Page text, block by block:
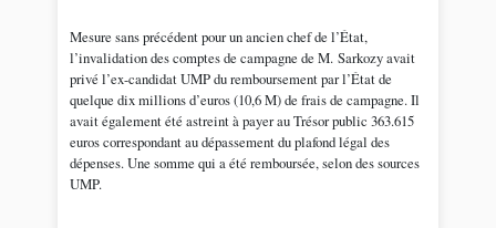
Mesure sans précédent pour un ancien chef de l’État,
l’invalidation des comptes de campagne de M. Sarkozy avait
privé l’ex-candidat UMP du remboursement par l’État de
quelque dix millions d’euros (10,6 M) de frais de campagne. Il
avait également été astreint à payer au Trésor public 363.615
euros correspondant au dépassement du plafond légal des
dépenses. Une somme qui a été remboursée, selon des sources
UMP.